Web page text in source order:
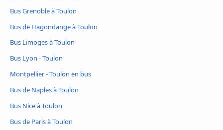
Bus Grenoble à Toulon
Bus de Hagondange à Toulon
Bus Limoges à Toulon
Bus Lyon - Toulon
Montpellier - Toulon en bus
Bus de Naples à Toulon
Bus Nice à Toulon
Bus de Paris à Toulon